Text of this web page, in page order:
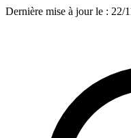
Dernière mise à jour le : 22/